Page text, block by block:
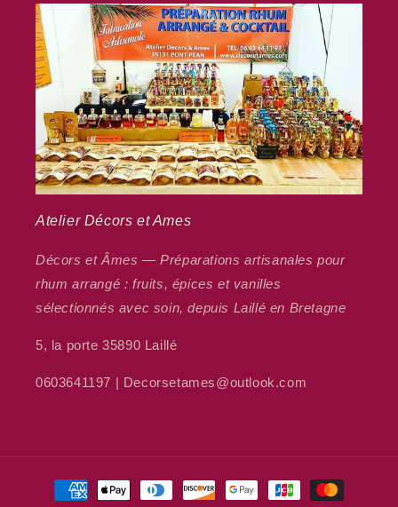
Atelier Décors et Ames
Décors et Âmes — Préparations artisanales pour
rhum arrangé : fruits, épices et vanilles
sélectionnés avec soin, depuis Laillé en Bretagne
5, la porte 35890 Laillé
0603641197 | Decorsetames@outlook.com
Moyens